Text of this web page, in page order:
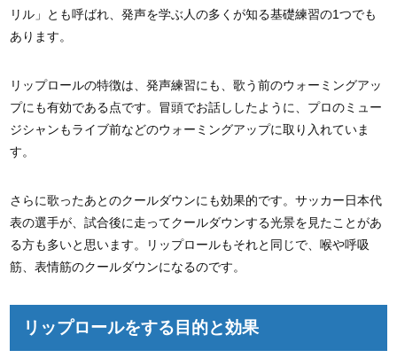
リル」とも呼ばれ、発声を学ぶ人の多くが知る基礎練習の1つでも
あります。
リップロールの特徴は、発声練習にも、歌う前のウォーミングアッ
プにも有効である点です。冒頭でお話ししたように、プロのミュー
ジシャンもライブ前などのウォーミングアップに取り入れていま
す。
さらに歌ったあとのクールダウンにも効果的です。サッカー日本代
表の選手が、試合後に走ってクールダウンする光景を見たことがあ
る方も多いと思います。リップロールもそれと同じで、喉や呼吸
筋、表情筋のクールダウンになるのです。
リップロールをする目的と効果